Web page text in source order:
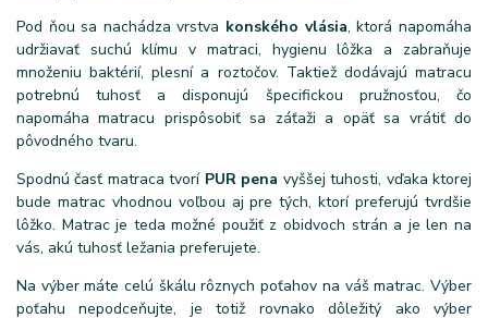
Pod ňou sa nachádza vrstva konského vlásia, ktorá napomáha
udržiavať suchú klímu v matraci, hygienu lôžka a zabraňuje
množeniu baktérií, plesní a roztočov. Taktiež dodávajú matracu
potrebnú tuhosť a disponujú špecifickou pružnosťou, čo
napomáha matracu prispôsobiť sa záťaži a opäť sa vrátiť do
pôvodného tvaru.
Spodnú časť matraca tvoríPUR pena vyššej tuhosti, vďaka ktorej
bude matrac vhodnou voľbou aj pre tých, ktorí preferujú tvrdšie
lôžko. Matrac je teda možné použiť z obidvoch strán a je len na
vás, akú tuhosť ležania preferujete.
Na výber máte celú škálu rôznych poťahov na váš matrac. Výber
poťahu nepodceňujte, je totiž rovnako dôležitý ako výber